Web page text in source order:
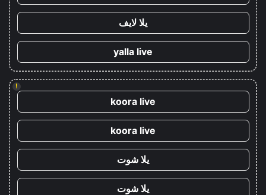
يلا لايف
yalla live
!
koora live
koora live
يلا شوت
يلا شوت